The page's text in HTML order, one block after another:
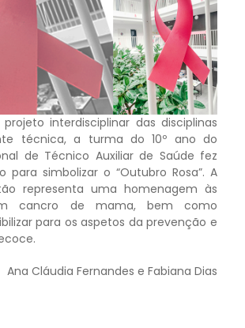
interdisciplinar das disciplinas
técnica, a turma do 10º ano do
de Técnico Auxiliar de Saúde fez
para simbolizar o “Outubro Rosa”. A
representa uma homenagem às
cancro de mama, bem como
para os aspetos da prevenção e
Ana Cláudia Fernandes e Fabiana Dias